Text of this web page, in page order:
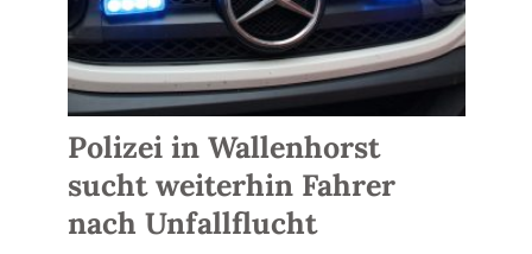
Polizei in Wallenhorst
sucht weiterhin Fahrer
nach Unfallflucht